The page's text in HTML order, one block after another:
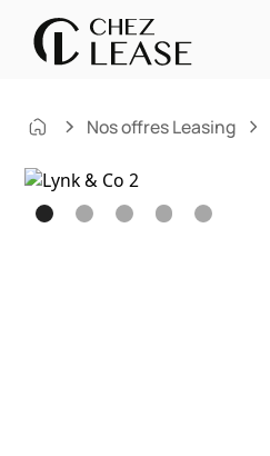
Nos offres Leasing